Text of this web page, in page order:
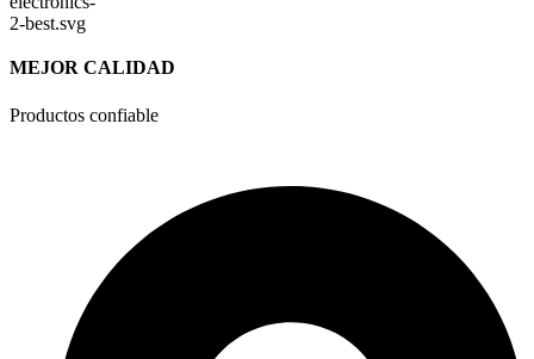
MEJOR CALIDAD
Productos confiable